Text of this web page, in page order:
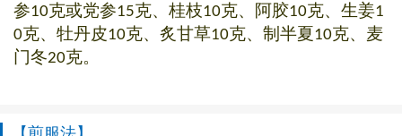
参10克或党参15克、桂枝10克、阿胶10克、生姜1
0克、牡丹皮10克、炙甘草10克、制半夏10克、麦
门冬20克。